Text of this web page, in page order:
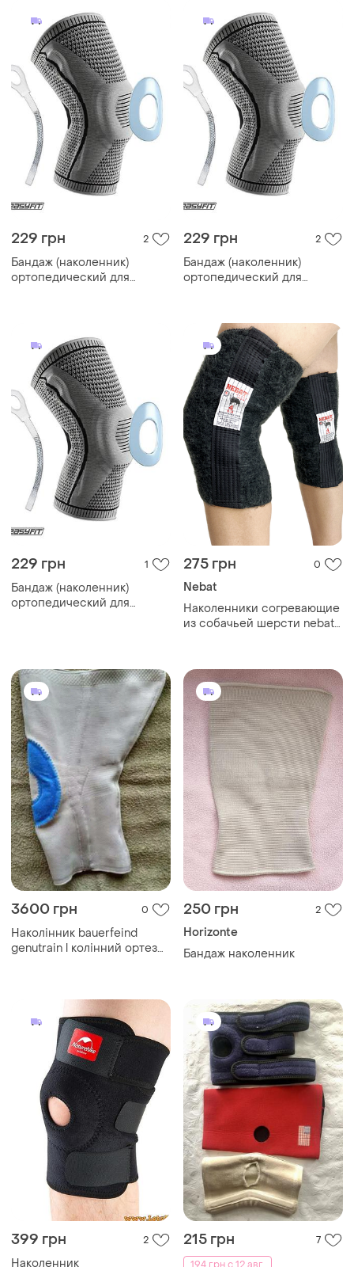
229 грн 2
Бандаж (наколенник)
ортопедический для
(серый). размер m
229 грн 2
Бандаж (наколенник)
ортопедический для
силиконовой вставкой
(серый). размер s
229 грн 1
Бандаж (наколенник)
ортопедический для
275 грн 0
Nebat
Наколенники согревающие
из собачьей шерсти nebat
3600 грн 0
Наколінник bauerfeind
genutrain l колінний ортез
250 грн 2
Horizonte
Бандаж наколенник
399 грн 2
Наколенник
215 грн
7